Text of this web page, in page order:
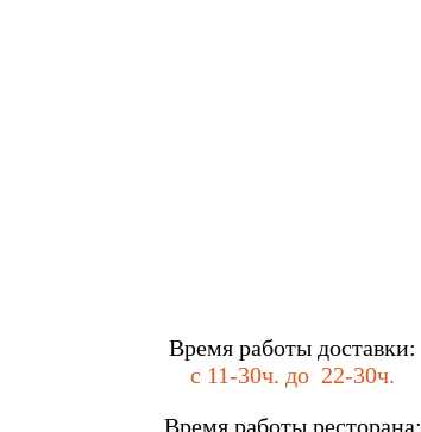
Время работы доставки:
с 11-30ч. до 22-30ч.
Время работы ресторана: